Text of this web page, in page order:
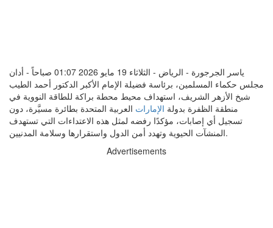
ياسر الجرجورة - الرياض - الثلاثاء 19 مايو 2026 01:07 صباحاً - أدان
مجلس حكماء المسلمين، برئاسة فضيلة الإمام الأكبر الدكتور أحمد الطيب
شيخ الأزهر الشريف، استهداف محيط محطة براكة للطاقة النووية في
منطقة الظفرة بدولة الإمارات العربية المتحدة بطائرة مسيَّرة، دون
تسجيل أي إصابات، مؤكدًا رفضه لمثل هذه الاعتداءات التي تستهدف
المنشآت الحيوية وتهدد أمن الدول واستقرارها وسلامة المدنيين.
Advertisements